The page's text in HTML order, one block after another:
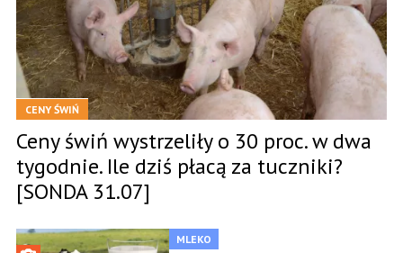
CENY ŚWIŃ
Ceny świń wystrzeliły o 30 proc. w dwa
tygodnie. Ile dziś płacą za tuczniki?
[SONDA 31.07]
MLEKO